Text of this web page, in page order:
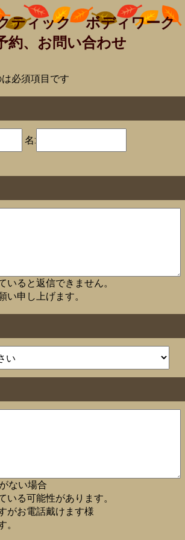
ティック ボディワーク
約、お問い合わせ
は必須項目です
名:
いると返信できません。
い申し上げます。
ない場合
いる可能性があります。
がお電話戴けます様
。